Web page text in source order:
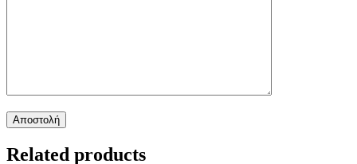
Related products